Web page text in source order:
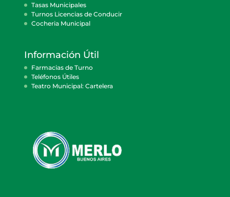
Tasas Municipales
Turnos Licencias de Conducir
Cocheria Municipal
Información Útil
Farmacias de Turno
Teléfonos Útiles
Teatro Municipal: Cartelera